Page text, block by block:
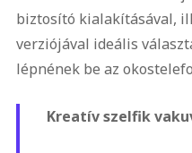
biztosító kialakításával,
verziójával ideális
lépnének be az
Kreatív szelfik